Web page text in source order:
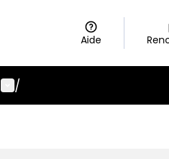
Aide
Menu utilisateur
/